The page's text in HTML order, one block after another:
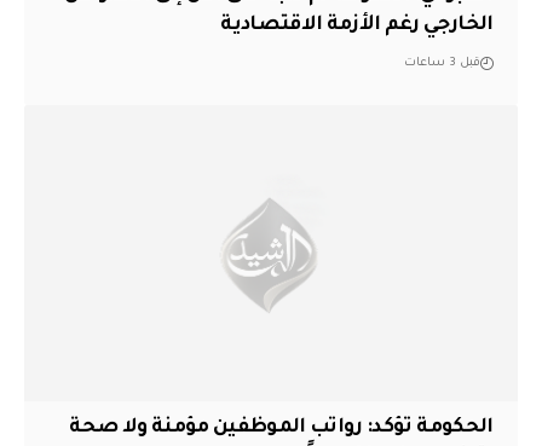
الخارجي رغم الأزمة الاقتصادية
قبل 3 ساعات
الحكومة تؤكد: رواتب الموظفين مؤمنة ولا صحة